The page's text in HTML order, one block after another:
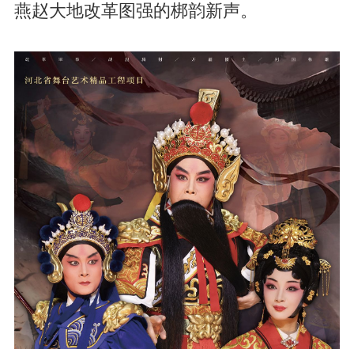
燕赵大地改革图强的梆韵新声。